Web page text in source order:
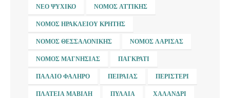
ΝΈΟ ΨΥΧΙΚΌ ΝΟΜΌΣ ΑΤΤΙΚΉΣ
ΝΟΜΌΣ ΗΡΑΚΛΕΊΟΥ ΚΡΉΤΗΣ
ΝΟΜΌΣ ΘΕΣΣΑΛΟΝΊΚΗΣ ΝΟΜΌΣ ΛΆΡΙΣΑΣ
ΝΟΜΌΣ ΜΑΓΝΗΣΊΑΣ ΠΑΓΚΡΆΤΙ
ΠΑΛΑΙΌ ΦΆΛΗΡΟ ΠΕΙΡΑΙΆΣ ΠΕΡΙΣΤΈΡΙ
ΠΛΑΤΕΊΑ ΜΑΒΊΛΗ ΠΥΛΑΊΑ ΧΑΛΆΝΔΡΙ